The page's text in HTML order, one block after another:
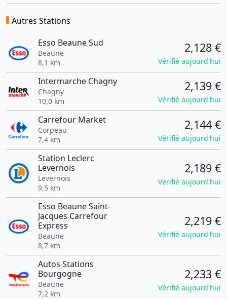
Autres Stations
Esso Beaune Sud
Beaune
8,1 km
2,128 €
Vérifié aujourd'hui
Intermarche Chagny
Chagny
10,0 km
2,139 €
Vérifié aujourd'hui
Carrefour Market
Corpeau
7,4 km
2,144 €
Vérifié aujourd'hui
Station Leclerc
Levernois
Levernois
9,5 km
2,189 €
Vérifié aujourd'hui
Esso Beaune Saint-
Jacques Carrefour
Express
Beaune
8,7 km
2,219 €
Vérifié aujourd'hui
Autos Stations
Bourgogne
Beaune
7,2 km
2,233 €
Vérifié aujourd'hui